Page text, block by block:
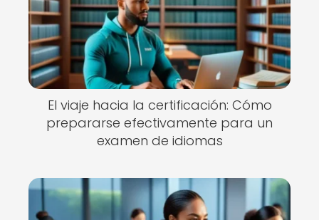
El viaje hacia la certificación: Cómo
prepararse efectivamente para un
examen de idiomas